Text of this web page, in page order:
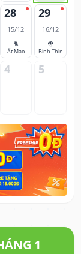
28
15/12
🐈
Ất Mão
29
16/12
🐉
Bính Thìn
4 5
1